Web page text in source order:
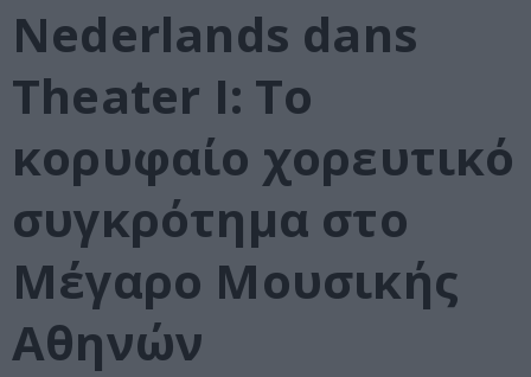
Nederlands dans
Theater I: Το
κορυφαίο χορευτικό
συγκρότημα στο
Μέγαρο Μουσικής
Αθηνών